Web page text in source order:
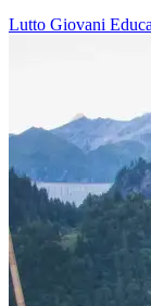
Lutto Giovani